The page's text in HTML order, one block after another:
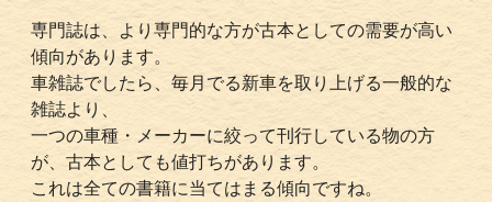
専門誌は、より専門的な方が古本としての需要が高い
傾向があります。
車雑誌でしたら、毎月でる新車を取り上げる一般的な
雑誌より、
一つの車種・メーカーに絞って刊行している物の方
が、古本としても値打ちがあります。
これは全ての書籍に当てはまる傾向ですね。